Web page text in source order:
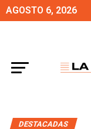
AGOSTO 6, 2026
DESTACADAS